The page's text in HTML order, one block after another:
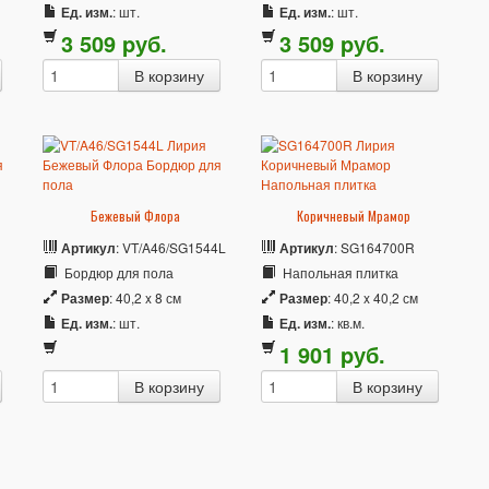
Ед. изм.: шт.
3 509 pуб.
Ед. изм.: шт.
3 509 pуб.
Бежевый Флора
Артикул: VT/A46/SG1544L
Бордюр для пола
Размер: 40,2 x 8 см
Ед. изм.: шт.
Коричневый Мрамор
Артикул: SG164700R
Напольная плитка
Размер: 40,2 x 40,2 см
Ед. изм.: кв.м.
1 901 pуб.